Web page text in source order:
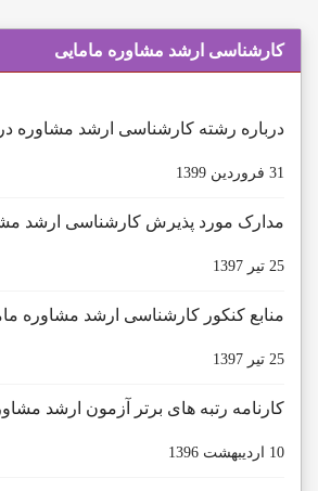
کارشناسی ارشد مشاوره مامایی
درباره رشته کارشناسی ارشد مشاوره
31 فروردين 1399
مدارک مورد پذیرش کارشناسی ارشد
25 تیر 1397
منابع کنکور کارشناسی ارشد مشاوره
25 تیر 1397
کارنامه رتبه های برتر آزمون ارشد
10 ارديبهشت 1396